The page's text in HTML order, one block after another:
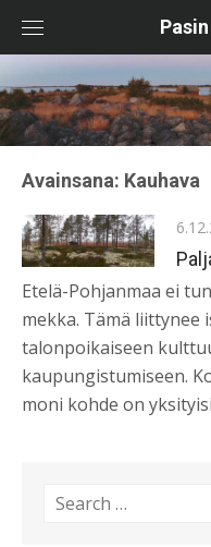
content
Avainsana: Kauhava
on
Etelä-Pohjanmaa ei
mekka. Tämä liittynee
talonpoikaiseen
kaupungistumiseen.
moni kohde on
Search